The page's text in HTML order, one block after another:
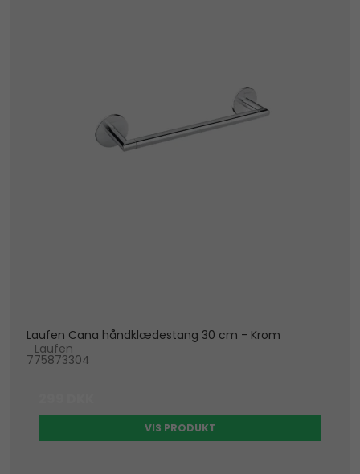
Laufen Cana håndklædestang 30 cm - Krom
Laufen
775873304
VIS PRODUKT